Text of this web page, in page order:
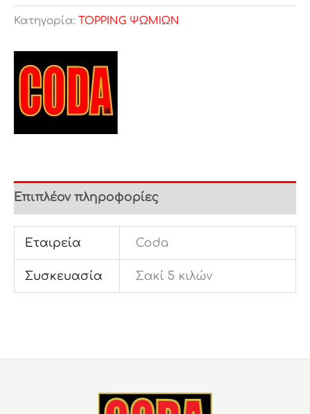
Κατηγορία: TOPPING ΨΩΜΙΩΝ
Επιπλέον πληροφορίες
Εταιρεία Coda
Συσκευασία Σακί 5 κιλών